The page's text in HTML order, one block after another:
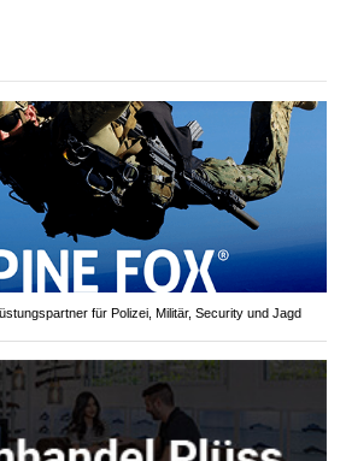
für Polizei, Militär, Security und Jagd